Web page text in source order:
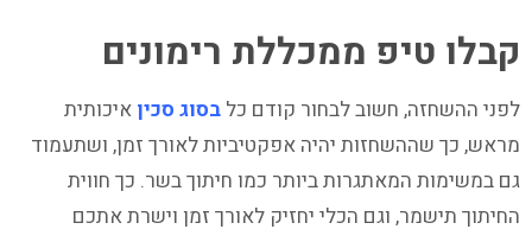
קבלו טיפ ממכללת רימונים
לפני ההשחזה, חשוב לבחור קודם כל בסוג סכין איכותית
מראש, כך שההשחזות יהיה אפקטיביות לאורך זמן, ושתעמוד
גם במשימות המאתגרות ביותר כמו חיתוך בשר. כך חווית
החיתוך תישמר, וגם הכלי יחזיק לאורך זמן וישרת אתכם